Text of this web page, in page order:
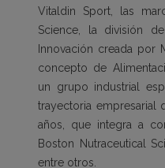
Vitaldin Sport, las
Science, la división
Innovación creada por
concepto de
un grupo industrial
trayectoria empresarial
años, que integra a
Boston Nutraceutical
entre otros.